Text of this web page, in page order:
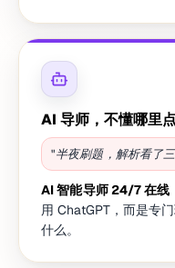
AI 导师，不懂哪里
"半夜刷题，解析看了
AI 智能导师 24/7 在线
用 ChatGPT，而是专
什么。